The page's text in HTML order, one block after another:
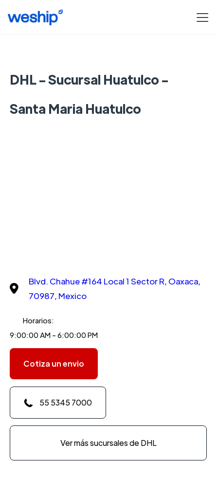
DHL - Sucursal Huatulco -
Santa Maria Huatulco
Blvd. Chahue #164 Local 1 Sector R, Oaxaca,
70987, Mexico
Horarios:
9:00:00 AM - 6:00:00 PM
Cotiza un envio
55 5345 7000
Ver más sucursales de DHL